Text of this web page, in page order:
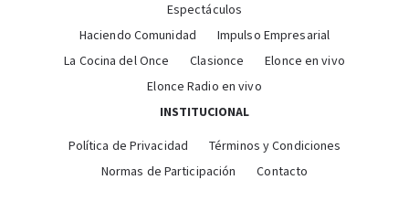
Espectáculos
Haciendo Comunidad
Impulso Empresarial
La Cocina del Once
Clasionce
Elonce en vivo
Elonce Radio en vivo
INSTITUCIONAL
Política de Privacidad
Términos y Condiciones
Normas de Participación
Contacto